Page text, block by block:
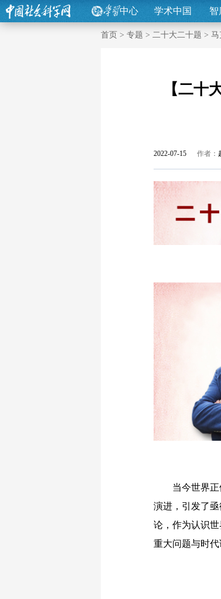
中心 学术中国 智
首页 > 专题 > 二十大二十题 > 马
【二十
2022-07-15 作者：
当今世界正值
演进，引发了亟
论，作为认识
重大问题与时代